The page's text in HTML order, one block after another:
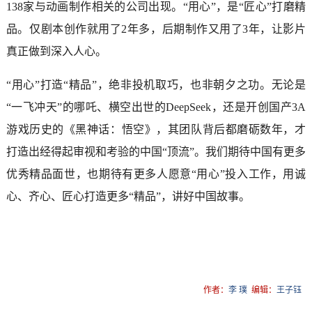
138家与动画制作相关的公司出现。“用心”，是“匠心”打磨精
品。仅剧本创作就用了2年多，后期制作又用了3年，让影片
真正做到深入人心。
“用心”打造“精品”，绝非投机取巧，也非朝夕之功。无论是
“一飞冲天”的哪吒、横空出世的DeepSeek，还是开创国产3A
游戏历史的《黑神话：悟空》，其团队背后都磨砺数年，才
打造出经得起审视和考验的中国“顶流”。我们期待中国有更多
优秀精品面世，也期待有更多人愿意“用心”投入工作，用诚
心、齐心、匠心打造更多“精品”，讲好中国故事。
作者：李 璞编辑： 王子钰